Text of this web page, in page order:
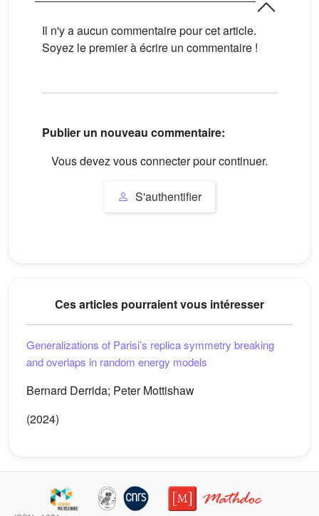
Il n'y a aucun commentaire pour cet article.
Soyez le premier à écrire un commentaire !
Publier un nouveau commentaire:
Vous devez vous connecter pour continuer.
S'authentifier
Ces articles pourraient vous intéresser
Generalizations of Parisi’s replica symmetry breaking
and overlaps in random energy models
Bernard Derrida; Peter Mottishaw
(2024)